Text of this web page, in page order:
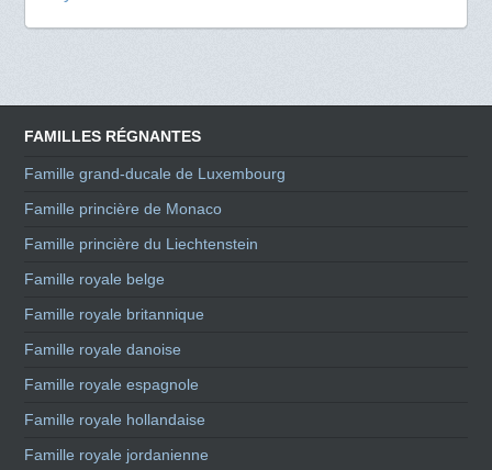
FAMILLES RÉGNANTES
Famille grand-ducale de Luxembourg
Famille princière de Monaco
Famille princière du Liechtenstein
Famille royale belge
Famille royale britannique
Famille royale danoise
Famille royale espagnole
Famille royale hollandaise
Famille royale jordanienne